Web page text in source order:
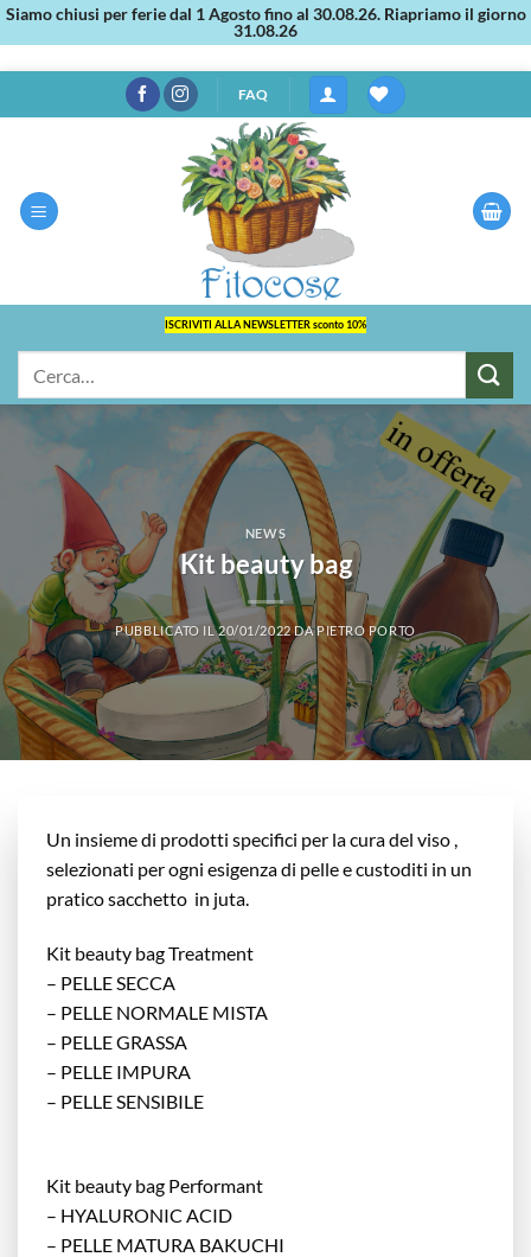
Siamo chiusi per ferie dal 1 Agosto fino al 30.08.26. Riapriamo il giorno
31.08.26
ai
FAQ
ISCRIVITI ALLA NEWSLETTER sconto 10%
NEWS
Kit beauty bag
PUBBLICATO IL20/01/2022DAPIETRO PORTO
Un insieme di prodotti specifici per la cura del viso ,
selezionati per ogni esigenza di pelle e custoditi in un
pratico sacchetto in juta.
Kit beauty bag Treatment
– PELLE SECCA
– PELLE NORMALE MISTA
– PELLE GRASSA
– PELLE IMPURA
– PELLE SENSIBILE
Kit beauty bag Performant
– HYALURONIC ACID
– PELLE MATURA BAKUCHI